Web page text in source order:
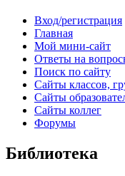
Вход/регистрация
Главная
Мой мини-сайт
Ответы на
Поиск по сайту
Сайты классов,
Сайты
Сайты коллег
Форумы
Библиотека